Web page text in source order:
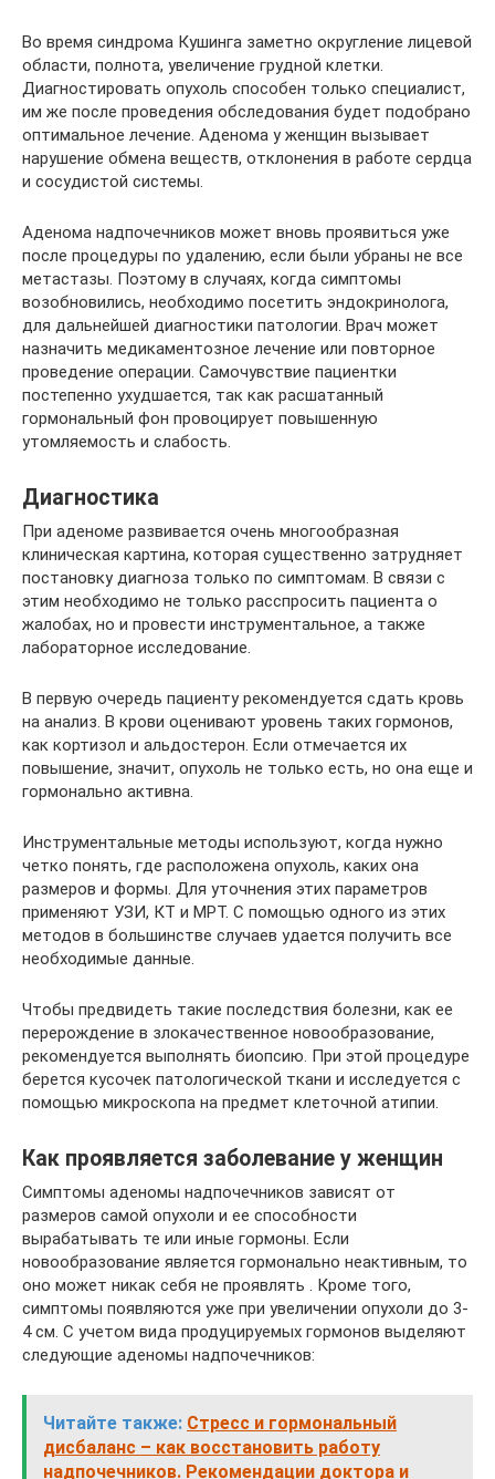
Во время синдрома Кушинга заметно округление лицевой
области, полнота, увеличение грудной клетки.
Диагностировать опухоль способен только специалист,
им же после проведения обследования будет подобрано
оптимальное лечение. Аденома у женщин вызывает
нарушение обмена веществ, отклонения в работе сердца
и сосудистой системы.
Аденома надпочечников может вновь проявиться уже
после процедуры по удалению, если были убраны не все
метастазы. Поэтому в случаях, когда симптомы
возобновились, необходимо посетить эндокринолога,
для дальнейшей диагностики патологии. Врач может
назначить медикаментозное лечение или повторное
проведение операции. Самочувствие пациентки
постепенно ухудшается, так как расшатанный
гормональный фон провоцирует повышенную
утомляемость и слабость.
Диагностика
При аденоме развивается очень многообразная
клиническая картина, которая существенно затрудняет
постановку диагноза только по симптомам. В связи с
этим необходимо не только расспросить пациента о
жалобах, но и провести инструментальное, а также
лабораторное исследование.
В первую очередь пациенту рекомендуется сдать кровь
на анализ. В крови оценивают уровень таких гормонов,
как кортизол и альдостерон. Если отмечается их
повышение, значит, опухоль не только есть, но она еще и
гормонально активна.
Инструментальные методы используют, когда нужно
четко понять, где расположена опухоль, каких она
размеров и формы. Для уточнения этих параметров
применяют УЗИ, КТ и МРТ. С помощью одного из этих
методов в большинстве случаев удается получить все
необходимые данные.
Чтобы предвидеть такие последствия болезни, как ее
перерождение в злокачественное новообразование,
рекомендуется выполнять биопсию. При этой процедуре
берется кусочек патологической ткани и исследуется с
помощью микроскопа на предмет клеточной атипии.
Как проявляется заболевание у женщин
Симптомы аденомы надпочечников зависят от
размеров самой опухоли и ее способности
вырабатывать те или иные гормоны. Если
новообразование является гормонально неактивным, то
оно может никак себя не проявлять . Кроме того,
симптомы появляются уже при увеличении опухоли до 3-
4 см. С учетом вида продуцируемых гормонов выделяют
следующие аденомы надпочечников:
Читайте также: Стресс и гормональный
дисбаланс – как восстановить работу
надпочечников. Рекомендации доктора и